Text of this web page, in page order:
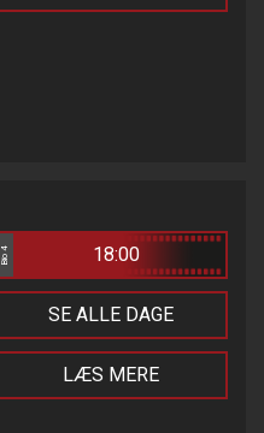
Bio 4 18:00
SE ALLE DAGE
LÆS MERE